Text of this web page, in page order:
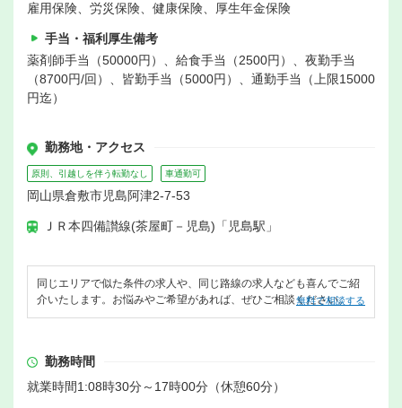
雇用保険、労災保険、健康保険、厚生年金保険
手当・福利厚生備考
薬剤師手当（50000円）、給食手当（2500円）、夜勤手当
（8700円/回）、皆勤手当（5000円）、通勤手当（上限15000
円迄）
勤務地・アクセス
原則、引越しを伴う転勤なし 車通勤可
岡山県倉敷市児島阿津2-7-53
ＪＲ本四備讃線(茶屋町－児島)「児島駅」
同じエリアで似た条件の求人や、同じ路線の求人なども喜んでご紹
介いたします。お悩みやご希望があれば、ぜひご相談ください。
無料で相談する
勤務時間
就業時間1:08時30分～17時00分（休憩60分）